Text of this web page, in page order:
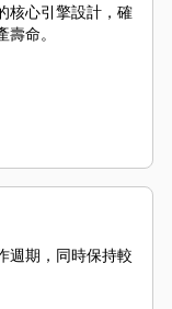
核心引擎設計，確
命。
週期，同時保持較